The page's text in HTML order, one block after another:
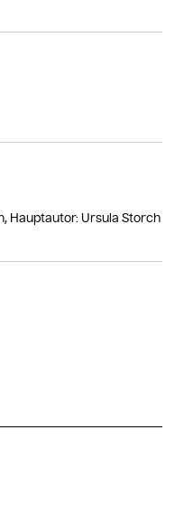
Hauptautor: Ursula Storch